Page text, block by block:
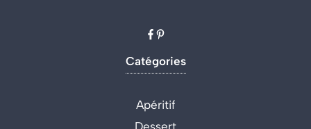
Catégories
Apéritif
Dessert